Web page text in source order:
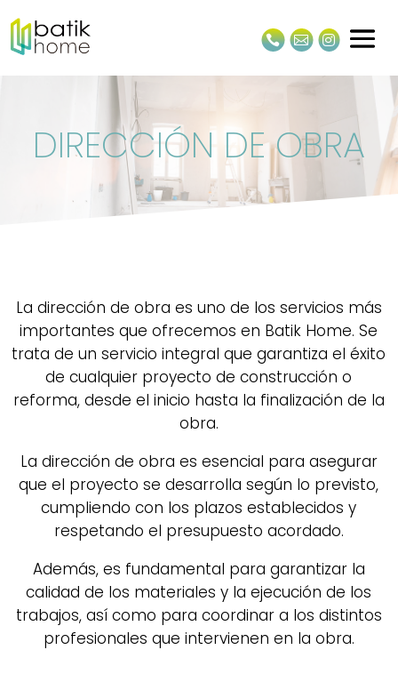
  
DIRECCIÓN DE OBRA
La dirección de obra es uno de los servicios más
importantes que ofrecemos en Batik Home. Se
trata de un servicio integral que garantiza el éxito
de cualquier proyecto de construcción o
reforma, desde el inicio hasta la finalización de la
obra.
La dirección de obra es esencial para asegurar
que el proyecto se desarrolla según lo previsto,
cumpliendo con los plazos establecidos y
respetando el presupuesto acordado.
Además, es fundamental para garantizar la
calidad de los materiales y la ejecución de los
trabajos, así como para coordinar a los distintos
profesionales que intervienen en la obra.